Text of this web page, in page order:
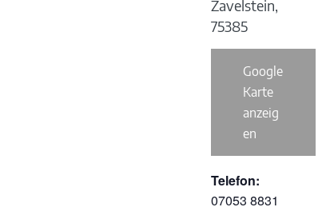
Zavelstein
75385
Google
Karte
anzeig
en
Telefon:
07053 8831